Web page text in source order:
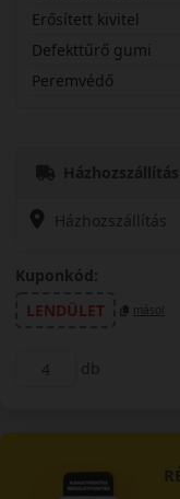
Erősített kivitel
Defekttűrő gumi
Peremvédő
Házhozszállítás
Házhozszállítás
Kuponkód:
LENDÜLET
másol
db